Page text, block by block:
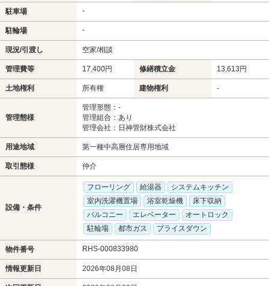
駐車場 -
駐輪場 -
現況/引渡し 空家/相談
管理費等 17,400円 修繕積立金 13,613円
土地権利 所有権 建物権利 -
管理態様
管理形態：-
管理組合：あり
管理会社：日神管財株式会社
用途地域 第一種中高層住居専用地域
取引態様 仲介
設備・条件
フローリング 給湯器
システムキッチン
室内洗濯機置場
浴室乾燥機
床下収納
バルコニー
エレベーター
オートロック
駐輪場
都市ガス プライスダウン
物件番号 RHS-000833980
情報更新日 2026年08月08日